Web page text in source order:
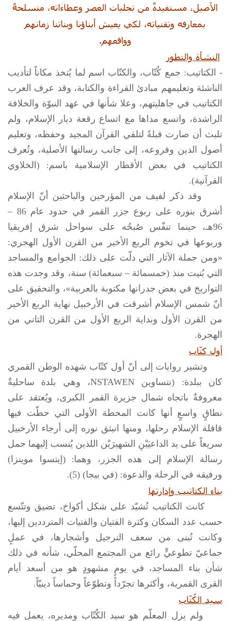
الأصيل، مستفيدةً من تجليات العصر وعطاءاته، متسلحةً
بمعارفه وتقنياته، لكي يعيش أبناؤنا وبناتنا زمانهم
وواقعهم.
النشأة والتطور
- الكتاتيب: جمع كُتّاب، والكتّاب اسم لما يُتخذ مكاناً لتأديب
الناشئة وتعليمهم مبادئ القراءة والكتابة، وقد عرف العرب
الكتاتيب في جاهليتهم، وعلا شأنها في عهد النبوّة والخلافة
الراشدة، واتسع مداها مع اتساع رقعة ديار الإسلام، ولم
تلبث أن صارت قبلةً لتلقي القرآن المجيد وحفظه، وتعليم
أصول الدين وفروعه، إلى جانب رسالتها الأصلية، وتُعرف
الكتاتيب في بعض الأقطار الإسلامية باسم: (الخلاوي
القرآنية).
وقد ذكر لفيف من المؤرخين والباحثين أنّ الإسلام
أشرق بنوره على ربوع جزر القمر في حدود عام 86 –
96هـ، حينما تنفّس صُبحُه على سواحل شرق إفريقيا
وربوعها في تخوم الربع الأخير من القرن الأول الهجري:
«ومن جملة الآثار التي دلّت على ذلك: الجوامع والمساجد
التي بُنيت منذ (خمسمائة – سبعمائة) سنة، وقد وجدت هذه
التواريخ في بعض جدرانها مكتوبة بالعربية»، والتحقيق على
أنّ شمس الإسلام أشرقت في الأرخبيل نهاية الربع الأخير
من القرن الأول وبداية الربع الأول من القرن الثاني من
الهجرة.
أول كتّاب
وتشير روايات إلى أنّ أول كتّاب شهده الوطن القمري
كان ببلدة: (نتساوين NSTAWEN، وهي بلدة ساحليةٌ
معروفةٌ باتجاه شمال جزيرة القمر الكبرى، ويُعتقد على
نطاقٍ واسعٍ أنها كانت المحطة الأولى التي حطّت فيها
قافلة الإسلام رحلها، ومنها انبثق نوره إلى أرجاء الأرخبيل
سريعاً على يد الداعيَيْنِ الشهيرَيْن اللذين يُنسب إليهما حمل
رسالة الإسلام إلى هذه الجزر، وهما: (إيتسوا موينزا)
ورفيقه في الرحلة والدعوة: (في بيجا) (5).
بناء الكتاتيب وإدارتها
كانت الكتاتيب تُشيّد على شكل أكواخ، تضيق وتتّسع
حسب عدد السكان وكثرة الفتيان والفتيات المترددين إليها،
وكانت تُبنى من سعف النرجيل وأشجارها، في عملٍ
جماعيّ تطوعيٍّ رائع من المجتمع المحلّي، شأنه في ذلك
شأن بناء المساجد، في يومٍ مشهودٍ هو من أسعد أيام
القرى القمرية، وأكثرها تجرّداً وتطوّعاً وحماساً دينيّاً.
سيد الكُتّاب
ولم يزل المعلّم هو سيد الكُتّاب ومديره، يعمل فيه